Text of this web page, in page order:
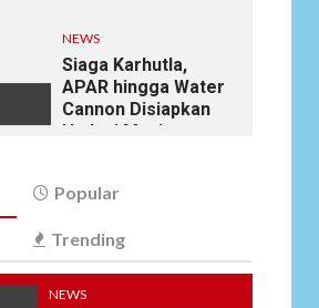
NEWS
Siaga Karhutla,
APAR hingga Water
Cannon Disiapkan
Hadapi Musim
Bakar Lahan
Pun
NEWS
Popular
Trending
NEWS